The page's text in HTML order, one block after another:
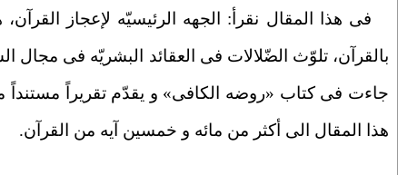
فی هذا المقال نقرأ: الجهه الرئیسیّه لإعجاز
بالقرآن، تلوّث الضّلالات فی العقائد البشریّه فی مجال
جاءت فی کتاب «روضه
الکافی» و یقدّم تقریراً
هذا المقال الی أکثر من مائه و خمسین آیه من القرآن.